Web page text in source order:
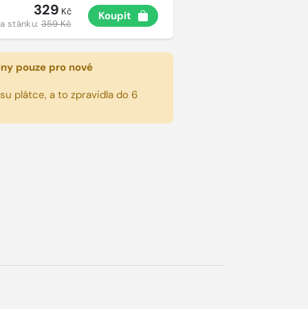
329 Kč
stánku:359 Kč
Koupit
pouze pro nové
plátce, a to zpravidla do 6